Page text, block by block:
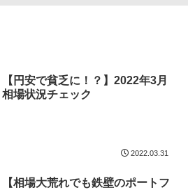
【円安で貧乏に！？】2022年3月
相場状況チェック
2022.03.31
【相場大荒れでも鉄壁のポートフ